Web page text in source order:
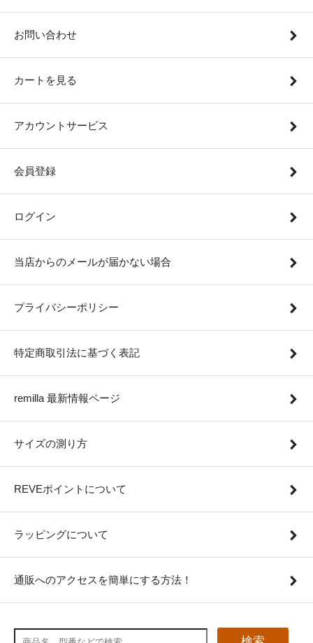
お問い合わせ
カートを見る
アカウントサービス
会員登録
ログイン
当店からのメールが届かない場合
プライバシーポリシー
特定商取引法に基づく表記
remilla 最新情報ページ
サイズの測り方
REVEポイントについて
ラッピングについて
通販へのアクセスを簡単にする方法！